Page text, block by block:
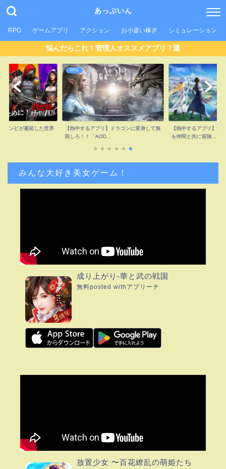
あっぷいん
RPG ゲームアプリ アクション お小遣い稼ぎ シミュレーション
悩んだらこれ！管理人オススメアプリ７選
ゾンビが蔓延した世界
RPG
【熱中するアプリ】ドラゴンに変身して無
双しろ！！「AOD...
RPG
【熱中するアプリ】
を仲間と共に冒険...
みんな大好き美女ゲーム！
成り上がり-華と武の戦国
無料posted with アプリーチ
放置少女 〜百花繚乱の萌姫たち